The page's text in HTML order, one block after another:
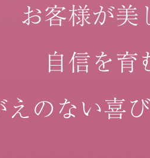
お客様が美
自信を育
えのない喜